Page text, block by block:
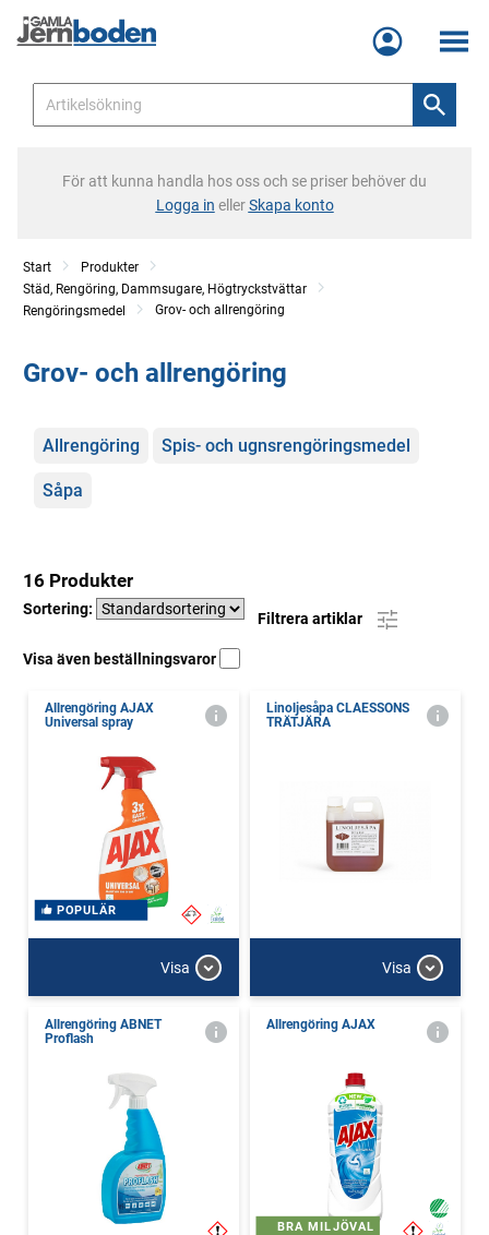
Meny
För att kunna handla hos oss och se priser behöver du
Logga in ellerSkapa konto
Start
Produkter
Städ, Rengöring, Dammsugare, Högtryckstvättar
Rengöringsmedel
Grov- och allrengöring
Grov- och allrengöring
Kategorier
Allrengöring Spis- och ugnsrengöringsmedel
Såpa
16 Produkter
Sortering:
Filtrera artiklar
Visa även beställningsvaror
Allrengöring AJAX
Universal spray
POPULÄR
Visa
Linoljesåpa CLAESSONS
TRÄTJÄRA
Visa
Allrengöring ABNET
Proflash
Allrengöring AJAX
BRA MILJÖVAL